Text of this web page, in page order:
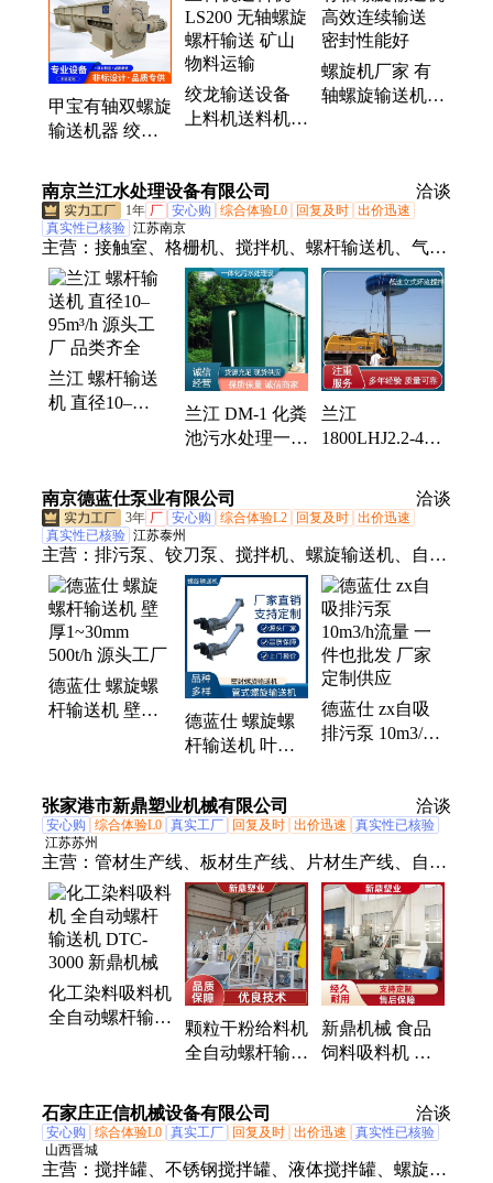
旋输送机、管式螺旋输送机、绞龙输送机、绞龙螺旋
输送机、螺杆输送机、螺旋铰刀输送机、U型螺旋输
送机、耐高温螺旋输送机、LS型螺旋输送机、多轴螺
旋输送机、定做螺旋输送机、气密螺旋输送机、螺旋
给料机、螺旋上料设备、螺旋提升机、绞龙上料机
甲宝有轴双螺旋
输送机器 绞龙
螺旋提升上料机
不堵料
绞龙输送设备
上料机送料机
物料运输
螺旋机厂家 有
轴螺旋输送机
南京兰江水处理设备有限公司 洽谈
1年 厂 安心购 综合体验L0 回复及时 出价迅速
真实性已核验 江苏南京
主营： 接触室、格栅机、搅拌机、螺杆输送机、气浮
机、消毒池、气浮设备、粉碎格栅、加药装置、气浮
装置、提升泵站、预制泵站、一体化气机、一体式泵
站、粉碎性格栅、沉淀一体机、环流搅拌器、低速推
流器、格栅破碎机、潜水搅拌器、格栅除污机、潜水
推流器、水下推流器、玻璃钢泵站、粉碎型格栅、一
体化泵站
兰江 螺杆输送
机 直径10–
兰江 DM-1 化粪
池污水处理一体
碳钢 2个风机 厂
家制造
兰江
1800LHJ2.2-42
拌机 来图 重量
138 来图定制
南京德蓝仕泵业有限公司 洽谈
3年 厂 安心购 综合体验L2 回复及时 出价迅速
真实性已核验 江苏泰州
主营： 排污泵、铰刀泵、搅拌机、螺旋输送机、自吸
排污泵、潜水排污泵、潜水搅拌机、轴流泵、双曲面
搅拌机、潜水推流器、桨式搅拌机、框式搅拌机、污
泥回流泵、格栅除污机、刮吸泥机
德蓝仕 螺旋螺
杆输送机 壁厚
德蓝仕 螺旋螺
杆输送机 叶片
定制 源头工厂
德蓝仕 zx自吸
排污泵 10m3/h
张家港市新鼎塑业机械有限公司 洽谈
安心购 综合体验L0 真实工厂 回复及时 出价迅速
真实性已核验
江苏苏州
主营： 管材生产线、板材生产线、片材生产线、自动
螺杆喂料机、型材生产线、切割机、牵引机、干燥
机、混合机、上料机
化工染料吸料机
全自动螺杆输送
颗粒干粉给料机
全自动螺杆输送
鼎机械
新鼎机械 食品
饲料吸料机 不
石家庄正信机械设备有限公司 洽谈
安心购 综合体验L0 真实工厂 回复及时 出价迅速
真实性已核验
山西晋城
主营： 搅拌罐、不锈钢搅拌罐、液体搅拌罐、螺旋输